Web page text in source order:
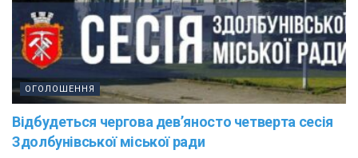
ОГОЛОШЕННЯ
Відбудеться чергова дев’яносто четверта сесія
Здолбунівської міської ради